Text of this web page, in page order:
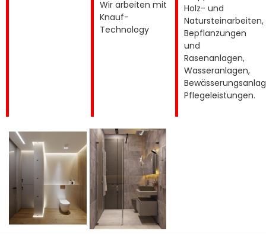
Wir arbeiten mit
Knauf-
Technology
Holz- und
Natursteinarbeiten,
Bepflanzungen
und
Rasenanlagen,
Wasseranlagen,
Pflegeleistungen.